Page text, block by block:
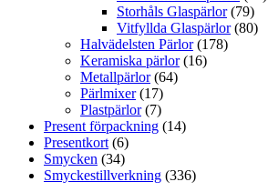
Storhåls Glaspärlor (79)
Vitfyllda Glaspärlor (80)
Halvädelsten Pärlor (178)
Keramiska pärlor (16)
Metallpärlor (64)
Pärlmixer (17)
Plastpärlor (7)
Present förpackning (14)
Presentkort (6)
Smycken (34)
Smyckestillverkning (336)